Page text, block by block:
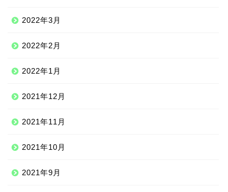
2022年3月
2022年2月
2022年1月
2021年12月
2021年11月
2021年10月
2021年9月